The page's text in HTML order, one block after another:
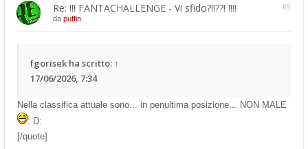
Re: !!! FANTACHALLENGE - Vi sfido?!!??! !!!! #9
da puffin
fgorisek ha scritto: ↑
17/06/2026, 7:34
Nella classifica attuale sono... in penultima posizione... NON MALE
: D:
[/quote]